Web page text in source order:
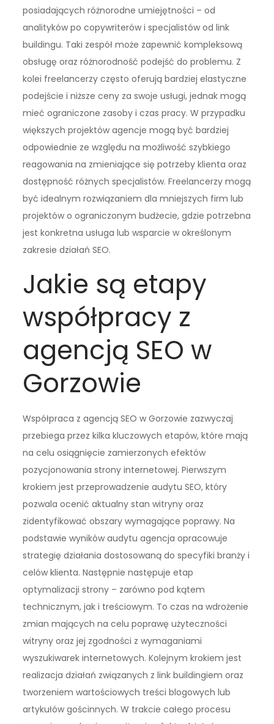
posiadających różnorodne umiejętności – od
analityków po copywriterów i specjalistów od link
buildingu. Taki zespół może zapewnić kompleksową
obsługę oraz różnorodność podejść do problemu. Z
kolei freelancerzy często oferują bardziej elastyczne
podejście i niższe ceny za swoje usługi, jednak mogą
mieć ograniczone zasoby i czas pracy. W przypadku
większych projektów agencje mogą być bardziej
odpowiednie ze względu na możliwość szybkiego
reagowania na zmieniające się potrzeby klienta oraz
dostępność różnych specjalistów. Freelancerzy mogą
być idealnym rozwiązaniem dla mniejszych firm lub
projektów o ograniczonym budżecie, gdzie potrzebna
jest konkretna usługa lub wsparcie w określonym
zakresie działań SEO.
Jakie są etapy
współpracy z
agencją SEO w
Gorzowie
Współpraca z agencją SEO w Gorzowie zazwyczaj
przebiega przez kilka kluczowych etapów, które mają
na celu osiągnięcie zamierzonych efektów
pozycjonowania strony internetowej. Pierwszym
krokiem jest przeprowadzenie audytu SEO, który
pozwala ocenić aktualny stan witryny oraz
zidentyfikować obszary wymagające poprawy. Na
podstawie wyników audytu agencja opracowuje
strategię działania dostosowaną do specyfiki branży i
celów klienta. Następnie następuje etap
optymalizacji strony – zarówno pod kątem
technicznym, jak i treściowym. To czas na wdrożenie
zmian mających na celu poprawę użyteczności
witryny oraz jej zgodności z wymaganiami
wyszukiwarek internetowych. Kolejnym krokiem jest
realizacja działań związanych z link buildingiem oraz
tworzeniem wartościowych treści blogowych lub
artykułów gościnnych. W trakcie całego procesu